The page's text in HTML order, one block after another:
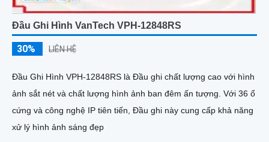
Đầu Ghi Hình VanTech VPH-12848RS
30% LIÊN HỆ
Đầu Ghi Hình VPH-12848RS là Đầu ghi chất lượng cao với hình
ảnh sắt nét và chất lượng hình ảnh ban đêm ấn tượng. Với 36 ổ
cứng và công nghệ IP tiên tiến, Đầu ghi này cung cấp khả năng
xử lý hình ảnh sáng đẹp